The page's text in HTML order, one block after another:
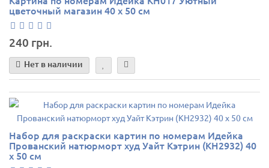
цветочный магазин 40 х 50 см
240 грн.
Нет в наличии
Набор для раскраски картин по номерам Идейка
Прованский натюрморт худ Уайт Кэтрин (KH2932) 40
х 50 см